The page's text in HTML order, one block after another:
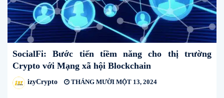
SocialFi: Bước tiến tiềm năng cho thị trường
Crypto với Mạng xã hội Blockchain
izyCrypto THÁNG MƯỜI MỘT 13, 2024